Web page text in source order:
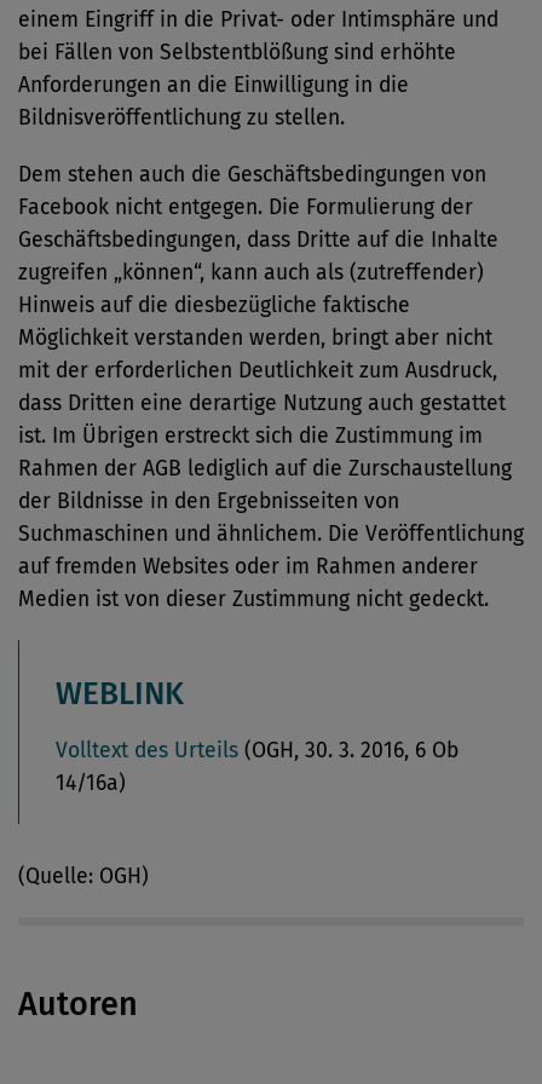
einem Eingriff in die Privat- oder Intimsphäre und
bei Fällen von Selbstentblößung sind erhöhte
Anforderungen an die Einwilligung in die
Bildnisveröffentlichung zu stellen.
Dem stehen auch die Geschäftsbedingungen von
Facebook nicht entgegen. Die Formulierung der
Geschäftsbedingungen, dass Dritte auf die Inhalte
zugreifen „können“, kann auch als (zutreffender)
Hinweis auf die diesbezügliche faktische
Möglichkeit verstanden werden, bringt aber nicht
mit der erforderlichen Deutlichkeit zum Ausdruck,
dass Dritten eine derartige Nutzung auch gestattet
ist. Im Übrigen erstreckt sich die Zustimmung im
Rahmen der AGB lediglich auf die Zurschaustellung
der Bildnisse in den Ergebnisseiten von
Suchmaschinen und ähnlichem. Die Veröffentlichung
auf fremden Websites oder im Rahmen anderer
Medien ist von dieser Zustimmung nicht gedeckt.
WEBLINK
Volltext des Urteils (OGH, 30. 3. 2016, 6 Ob
14/16a)
(Quelle: OGH)
Autoren